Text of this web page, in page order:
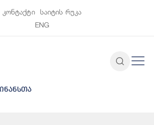
კონტაქტი
საიტის რუკა
ENG